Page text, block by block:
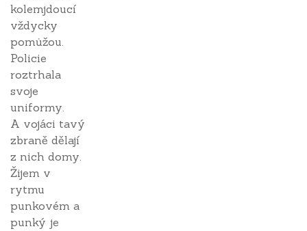
kolemjdoucí
vždycky
pomůžou.
Policie
roztrhala
svoje
uniformy.
A vojáci tavý
zbraně dělají
z nich domy.
Žijem v
rytmu
punkovém a
punký je